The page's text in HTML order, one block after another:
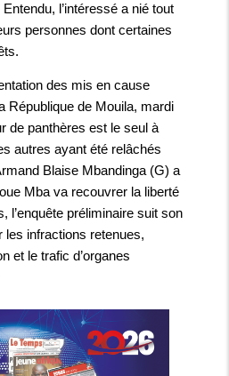
l’intéressé a nié tout
personnes dont certaines
des mis en cause
République de Mouila, mardi
de panthères est le seul à
autres ayant été relâchés
Blaise Mbandinga (G) a
Mba va recouvrer la liberté
l’enquête préliminaire suit son
les infractions retenues,
et le trafic d’organes